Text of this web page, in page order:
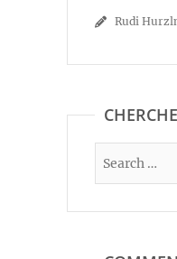
Rudi
CHERCHE